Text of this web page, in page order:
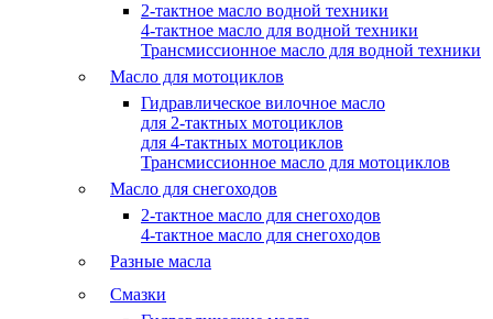
2-тактное масло водной техники
4-тактное масло для водной техники
Трансмиссионное масло для водной техники
Масло для мотоциклов
Гидравлическое вилочное масло
для 2-тактных мотоциклов
для 4-тактных мотоциклов
Трансмиссионное масло для мотоциклов
Масло для снегоходов
2-тактное масло для снегоходов
4-тактное масло для снегоходов
Разные масла
Смазки